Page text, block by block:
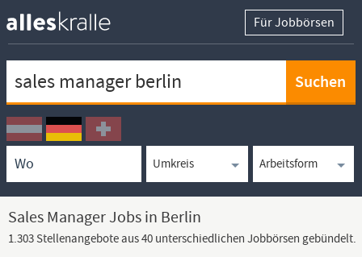
Für Jobbörsen
Ortssuche
Umkreissuche
Arbeitsform
Sales Manager Jobs in Berlin
1.303 Stellenangebote aus 40 unterschiedlichen Jobbörsen gebündelt.